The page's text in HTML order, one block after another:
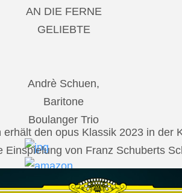
AN DIE FERNE
GELIEBTE
Andrè Schuen,
Baritone
Boulanger Trio
erhält den opus Klassik 2023 in der
Einspielung von Franz Schuberts